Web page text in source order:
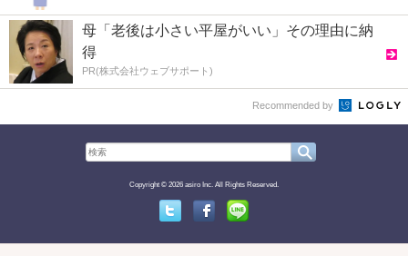
母「老後は小さい平屋がいい」その理由に納
得
PR(株式会社ウェブサポート)
Recommended by
Copyright © 2026 asiro Inc. All Rights Reserved.